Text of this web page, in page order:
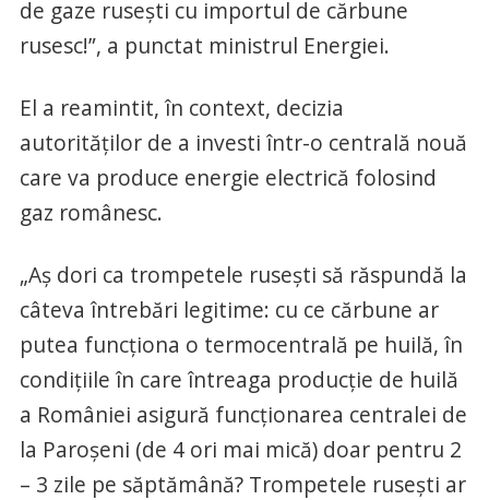
de gaze ruseşti cu importul de cărbune
rusesc!”, a punctat ministrul Energiei.
El a reamintit, în context, decizia
autorităţilor de a investi într-o centrală nouă
care va produce energie electrică folosind
gaz românesc.
„Aş dori ca trompetele ruseşti să răspundă la
câteva întrebări legitime: cu ce cărbune ar
putea funcţiona o termocentrală pe huilă, în
condiţiile în care întreaga producţie de huilă
a României asigură funcţionarea centralei de
la Paroşeni (de 4 ori mai mică) doar pentru 2
– 3 zile pe săptămână? Trompetele ruseşti ar